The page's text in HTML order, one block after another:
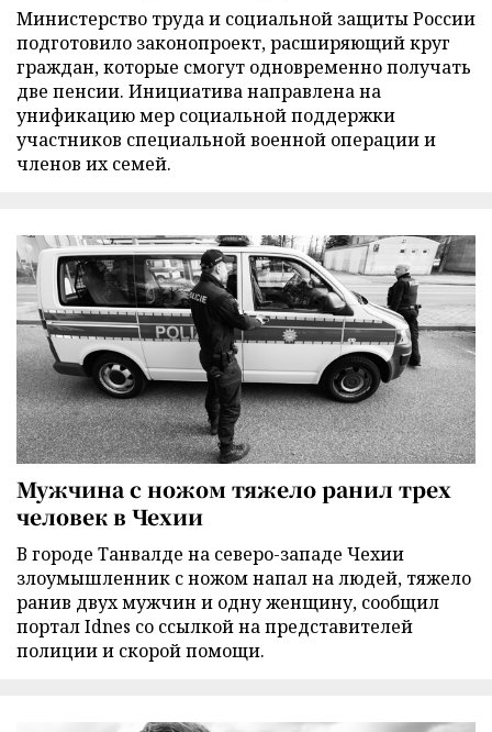
Министерство труда и социальной защиты России
подготовило законопроект, расширяющий круг
граждан, которые смогут одновременно получать
две пенсии. Инициатива направлена на
унификацию мер социальной поддержки
участников специальной военной операции и
членов их семей.
Мужчина с ножом тяжело ранил трех
человек в Чехии
В городе Танвалде на северо-западе Чехии
злоумышленник с ножом напал на людей, тяжело
ранив двух мужчин и одну женщину, сообщил
портал Idnes со ссылкой на представителей
полиции и скорой помощи.